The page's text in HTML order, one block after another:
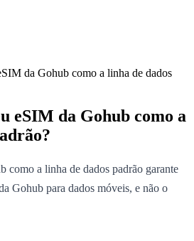
da Gohub como a linha de dados
eSIM da Gohub como a
como a linha de dados padrão garante
Gohub para dados móveis, e não o